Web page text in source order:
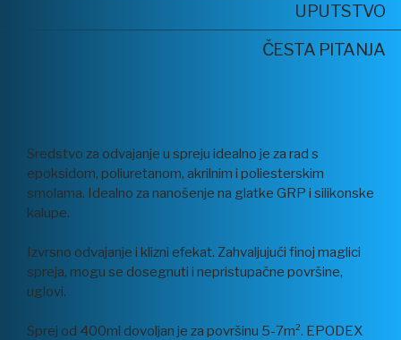
UPUTSTVO
ČESTA PITANJA
Sredstvo za odvajanje u spreju idealno je za rad s
epoksidom, poliuretanom, akrilnim i poliesterskim
smolama. Idealno za nanošenje na glatke GRP i silikonske
kalupe.
Izvrsno odvajanje i klizni efekat. Zahvaljujući finoj maglici
spreja, mogu se dosegnuti i nepristupačne površine,
uglovi.
Sprej od 400ml dovoljan je za površinu 5-7m². EPODEX